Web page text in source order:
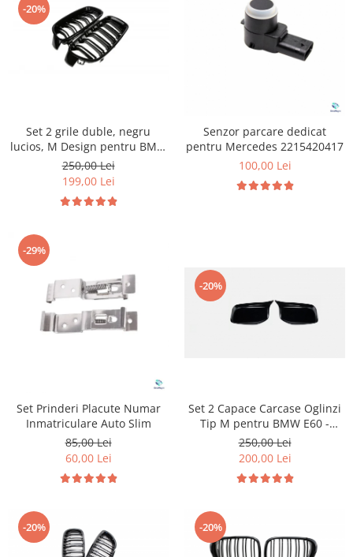
Suzuki
Volkswagen
Dopuri anulare clapete admisie
Garnituri galerie admisie BMW
95%
Eleron Portbagaj
-20%
Set 2 grile duble, negru
lucios, M Design pentru BMW
F30
250,00 Lei
199,00 Lei
Senzor parcare dedicat
pentru Mercedes 2215420417
100,00 Lei
-29%
Set Prinderi Placute Numar
Inmatriculare Auto Slim
85,00 Lei
60,00 Lei
-20%
Set 2 Capace Carcase Oglinzi
Tip M pentru BMW E60 -
Negru Lucios
250,00 Lei
200,00 Lei
-20% -20%